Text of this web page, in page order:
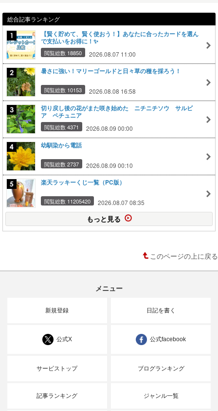
総合記事ランキング
【賢く貯めて、賢く使おう！】あなたに合ったカードを選ん
で支払いをお得に！✨
閲覧総数 18850 2026.08.07 11:00
暑さに強い！マリーゴールドと日々草の種を採ろう！
閲覧総数 10153 2026.08.08 16:58
切り戻し後の花がまた咲き始めた ニチニチソウ サルビ
ア ペチュニア
閲覧総数 4371 2026.08.09 00:00
幼馴染から電話
閲覧総数 2737 2026.08.09 00:10
楽天ラッキーくじ一覧（PC版）
閲覧総数 11205420 2026.08.07 08:35
もっと見る
このページの上に戻る
メニュー
新規登録 日記を書く
公式X 公式facebook
サービストップ ブログランキング
記事ランキング ジャンル一覧